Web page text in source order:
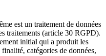
est un traitement de données
traitements (article 30 RGPD).
initial qui a produit les
catégories de données,